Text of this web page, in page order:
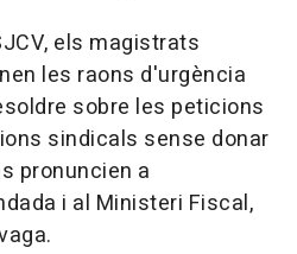
els magistrats
les raons d'urgència
sobre les peticions
sindicals sense donar
pronuncien a
i al Ministeri Fiscal,